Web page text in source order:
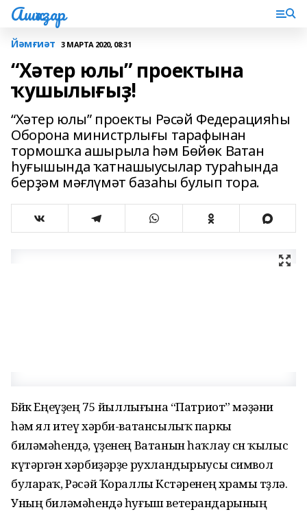
Ашҡаҙар
Йәмғиәт 3 МАРТА 2020, 08:31
“Хәтер юлы” проектына
ҡушылығыҙ!
“Хәтер юлы” проекты Рәсәй Федерацияһы
Оборона министрлығы тарафынан
тормошҡа ашырыла һәм Бөйөк Ватан
һуғышында ҡатнашыусылар тураһында
берҙәм мәғлүмәт базаһы булып тора.
Бөйөк Еңеүҙең 75 йыллығына “Патриот” мәҙәни
һәм ял итеү хәрби-ватансылыҡ паркы
биләмәһендә, үҙенең Ватанын һаҡлау өсөн ҡылыс
күтәргән хәрбиҙәрҙе рухландырыусы символ
булараҡ, Рәсәй Ҡораллы Көстәренең храмы төҙөлә.
Уның биләмәһендә һуғыш ветерандарының